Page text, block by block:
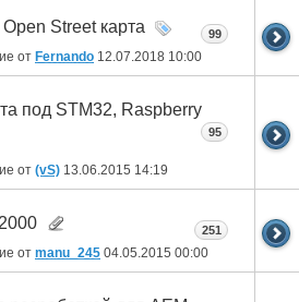
Street карта
от Fernando 12.07.2018 10:00
99
под STM32, Raspberry
от (vS) 13.06.2015 14:19
95
от manu_245 04.05.2015 00:00
251